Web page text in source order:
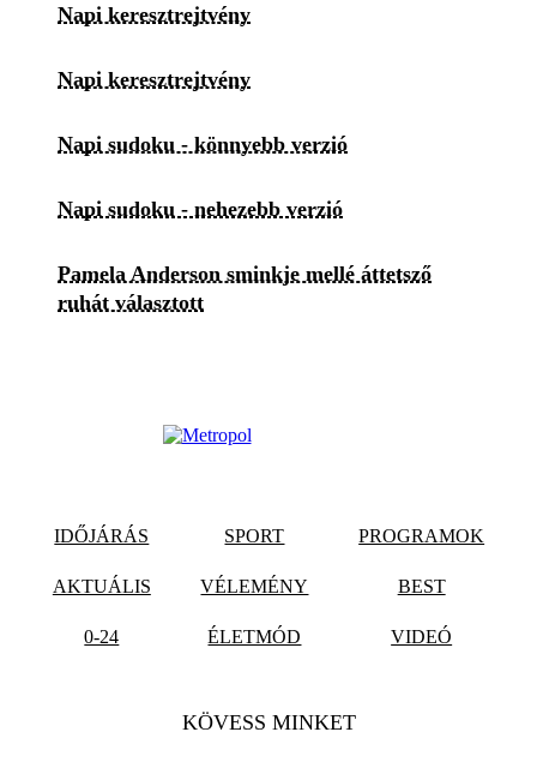
Napi keresztrejtvény
Napi keresztrejtvény
Napi sudoku - könnyebb verzió
Napi sudoku - nehezebb verzió
Pamela Anderson sminkje mellé áttetsző
ruhát választott
IDŐJÁRÁS SPORT PROGRAMOK
AKTUÁLIS VÉLEMÉNY BEST
0-24 ÉLETMÓD VIDEÓ
KÖVESS MINKET